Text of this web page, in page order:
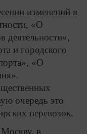
изменений в
«О
деятельности»,
и городского
«О
очередь это
перевозок.
в